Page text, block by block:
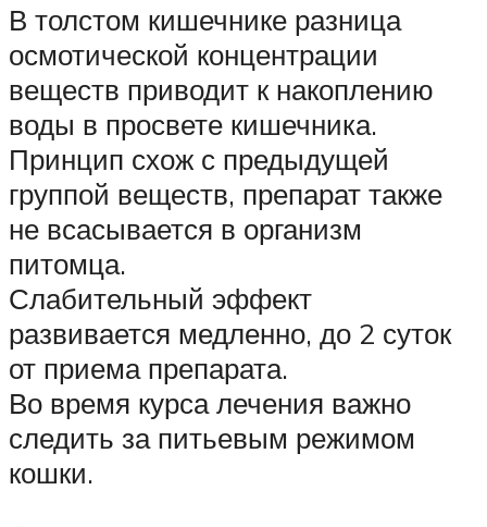
В толстом кишечнике разница
осмотической концентрации
веществ приводит к накоплению
воды в просвете кишечника.
Принцип схож с предыдущей
группой веществ, препарат также
не всасывается в организм
питомца.
Слабительный эффект
развивается медленно, до 2 суток
от приема препарата.
Во время курса лечения важно
следить за питьевым режимом
кошки.